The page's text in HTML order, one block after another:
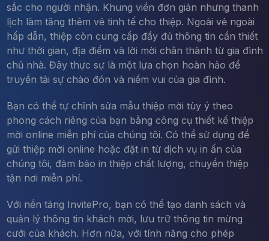
sắc cho người nhận. Khung viền đơn giản nhưng thanh
lịch làm tăng thêm vẻ tinh tế cho thiệp. Ngoài vẻ ngoài
hấp dẫn, thiệp còn cung cấp đầy đủ thông tin cần thiết
như thời gian, địa điểm và lời mời chân thành từ gia đình
chủ nhà. Đây thực sự là một lựa chọn hoàn hảo để
truyền tải sự chào đón và niềm vui của gia đình.
Bạn có thể tự chỉnh sửa mẫu thiệp mời tùy ý theo
phong cách riêng của bạn bằng công cụ thiết kế thiệp
mời online miễn phí của chúng tôi. Có thể sử dụng để
gửi thiệp mời online hoặc đặt in từ dịch vụ in ấn của
chúng tôi, đảm bảo in thiệp chất lượng, chuyển thiệp
tận nơi miễn phí.
Với nền tảng InvitePro, bạn có thể tạo danh sách và
quản lý thông tin khách mời, lưu trữ thông tin mừng
cưới của khách. Hơn nữa, với tính năng cho phép